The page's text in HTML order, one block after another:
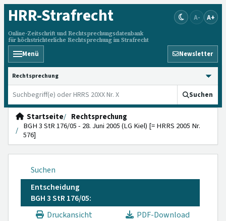
HRR-Strafrecht
Online-Zeitschrift und Rechtsprechungsdatenbank
für höchstrichterliche Rechtsprechung im Strafrecht
A- A+
Menü Newsletter
HRRS durchsuchen
Suchen
Startseite
Rechtsprechung
BGH 3 StR 176/05 - 28. Juni 2005 (LG Kiel) [= HRRS 2005 Nr.
576]
Suchen
Entscheidung
BGH 3 StR 176/05:
Druckansicht
PDF-Download